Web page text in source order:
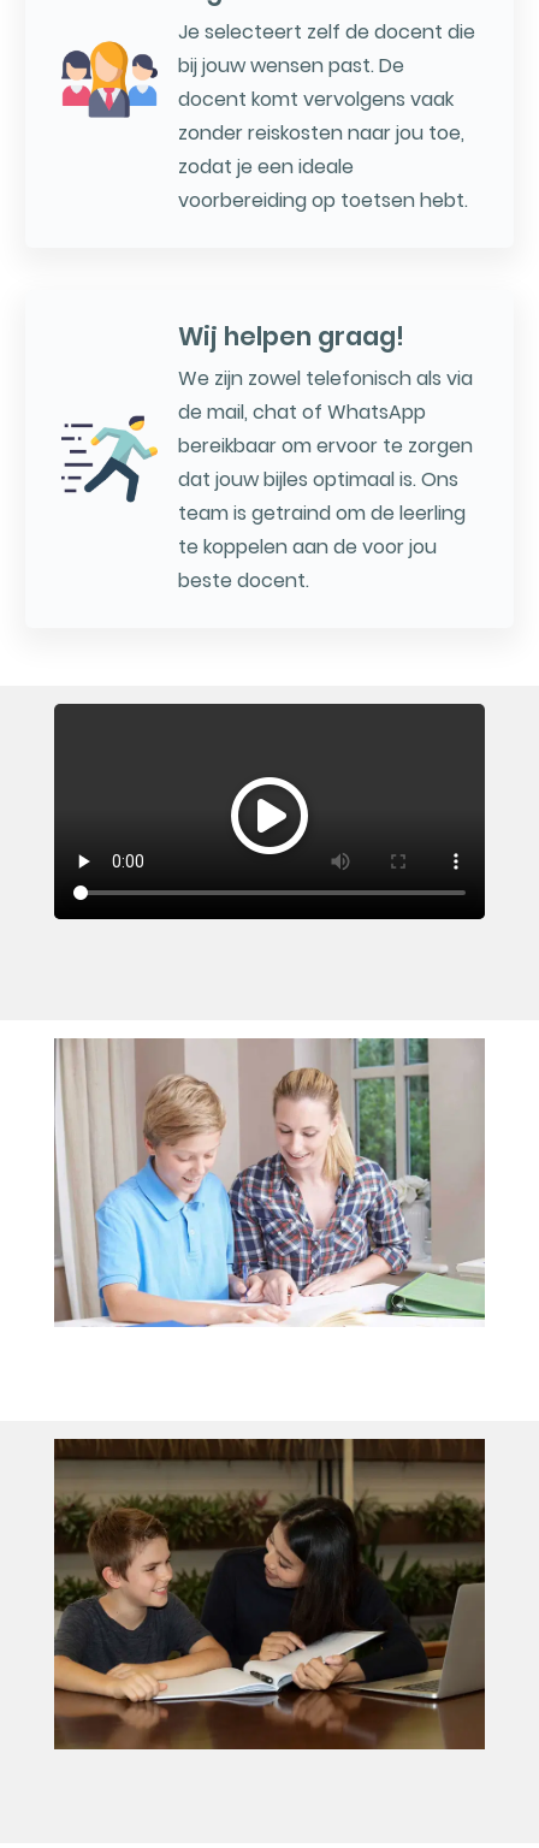
Je selecteert zelf de docent die
bij jouw wensen past. De
docent komt vervolgens vaak
zonder reiskosten naar jou toe,
zodat je een ideale
voorbereiding op toetsen hebt.
Wij helpen graag!
We zijn zowel telefonisch als via
de mail, chat of WhatsApp
bereikbaar om ervoor te zorgen
dat jouw bijles optimaal is. Ons
team is getraind om de leerling
te koppelen aan de voor jou
beste docent.